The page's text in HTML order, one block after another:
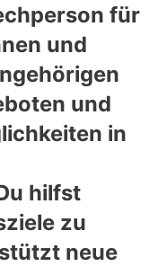
für
und
und
in
hilfst
zu
neue